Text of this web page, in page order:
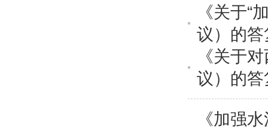
《关于“
议）的答
《关于
议）的答
《加强